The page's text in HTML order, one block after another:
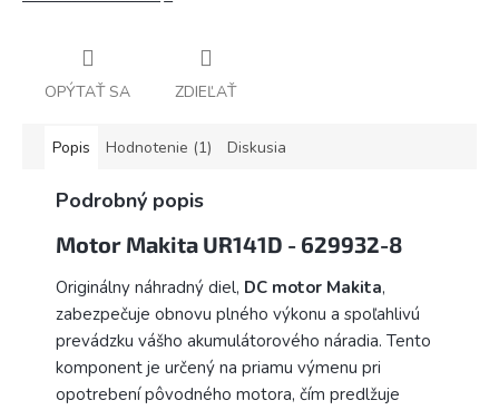
OPÝTAŤ SA ZDIEĽAŤ
Popis Hodnotenie (1) Diskusia
Podrobný popis
Motor Makita UR141D - 629932-8
Originálny náhradný diel, DC motor Makita,
zabezpečuje obnovu plného výkonu a spoľahlivú
prevádzku vášho akumulátorového náradia. Tento
komponent je určený na priamu výmenu pri
opotrebení pôvodného motora, čím predlžuje